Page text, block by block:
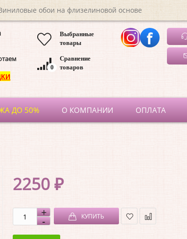
обои на флизелиновой основе
Выбранные
товары
Сравнение
товаров
0
ДО 50% О КОМПАНИИ ОПЛАТА
2250 ₽
КУПИТЬ